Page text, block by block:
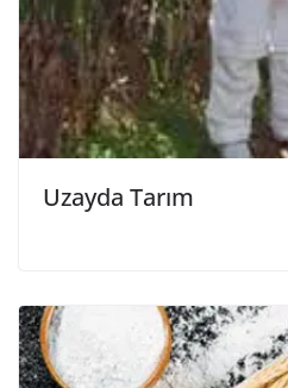
Uzayda Tarım